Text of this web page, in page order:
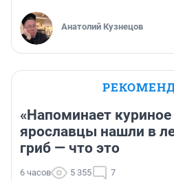
Анатолий Кузнецов
«Напоминает
ярославцы нашли в
гриб — что это
6 часов 5 355 7